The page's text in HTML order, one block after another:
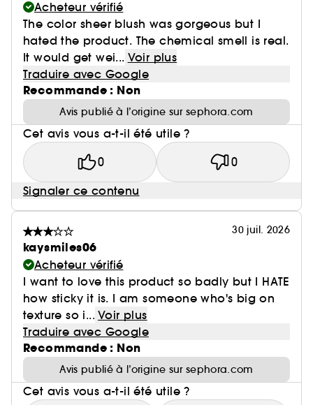
Acheteur vérifié
The color sheer blush was gorgeous but I
hated the product. The chemical smell is real.
It would get wei... Voir plus
Traduire avec Google
Recommande : Non
Avis publié à l’origine sur sephora.com
Cet avis vous a-t-il été utile ?
0 0
Signaler ce contenu
30 juil. 2026
kaysmiles06
Acheteur vérifié
I want to love this product so badly but I HATE
how sticky it is. I am someone who's big on
texture so i... Voir plus
Traduire avec Google
Recommande : Non
Avis publié à l’origine sur sephora.com
Cet avis vous a-t-il été utile ?